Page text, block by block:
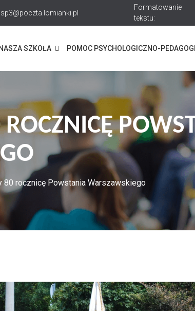
sp3@poczta.lomianki.pl
Formatowanie
tekstu:
SZKOŁA POMOC PSYCHOLOGICZNO-
80 rocznicę Powstania Warszawskiego